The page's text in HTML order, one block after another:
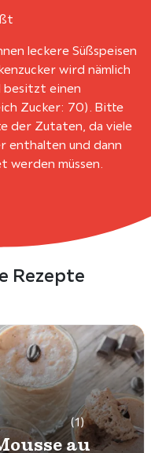
leckere Süßspeisen
wird nämlich
besitzt einen
Zucker: 70). Bitte
der Zutaten, da viele
enthalten und dann
werden müssen.
Rezepte
(1)
au